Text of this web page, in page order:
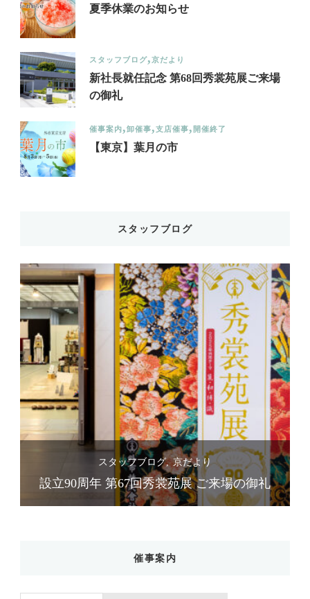
夏季休業のお知らせ
スタッフブログ 京だより
新社長就任記念 第68回秀裳苑展ご来場
の御礼
催事案内 卸催事 支店催事 開催終了
【東京】葉月の市
スタッフブログ
スタッフブログ 京だより
設立90周年 第67回秀裳苑展 ご来場の御礼
催事案内